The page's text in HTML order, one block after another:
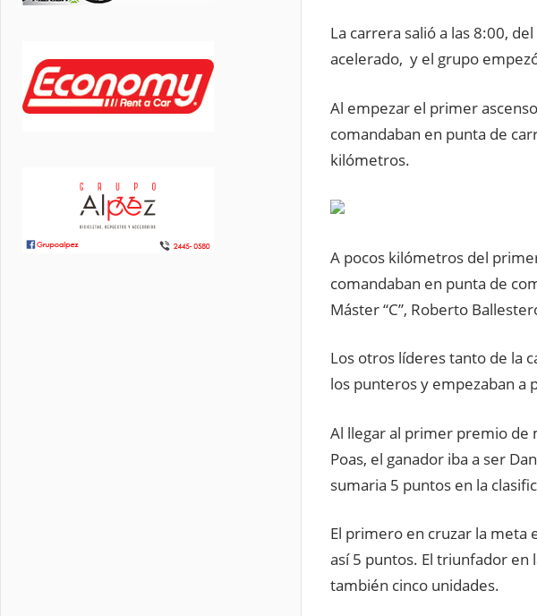
La carrera salió a las 8:00,
acelerado, y el grupo
Al empezar el primer
comandaban en punta de
kilómetros.
A pocos kilómetros del
comandaban en punta de
Máster “C”, Roberto
Los otros líderes tanto de la
los punteros y empezaban a
Al llegar al primer premio de
Poas, el ganador iba a ser
sumaria 5 puntos en la
El primero en cruzar la meta
así 5 puntos. El triunfador en
también cinco unidades.